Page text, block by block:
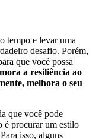
tempo e levar uma
desafio. Porém,
que você possa
a resiliência ao
melhora o seu
que você pode
é procurar um estilo
isso, alguns